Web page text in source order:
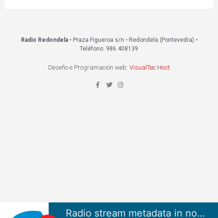
Radio Redondela• Praza Figueroa s/n • Redondela (Pontevedra) •
Teléfono: 986 408139
Deseño e Programación web: VisualTec Host
Radio stream metadata in not available.